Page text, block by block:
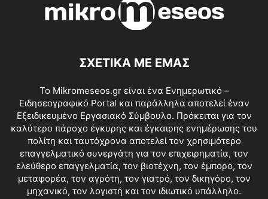
ΣΧΕΤΙΚΑ ΜΕ ΕΜΑΣ
Το Mikromeseos.gr είναι ένα Ενημερωτικό –
Ειδησεογραφικό Portal και παράλληλα αποτελεί έναν
Εξειδικευμένο Εργασιακό Σύμβουλο. Πρόκειται για τον
καλύτερο πάροχο έγκυρης και έγκαιρης ενημέρωσης του
πολίτη και ταυτόχρονα αποτελεί τον χρησιμότερο
επαγγελματικό συνεργάτη για τον επιχειρηματία, τον
ελεύθερο επαγγελματία, τον βιοτέχνη, τον έμπορο, τον
μεταφορέα, τον αγρότη, τον γιατρό, τον δικηγόρο, τον
μηχανικό, τον λογιστή και τον ιδιωτικό υπάλληλο.